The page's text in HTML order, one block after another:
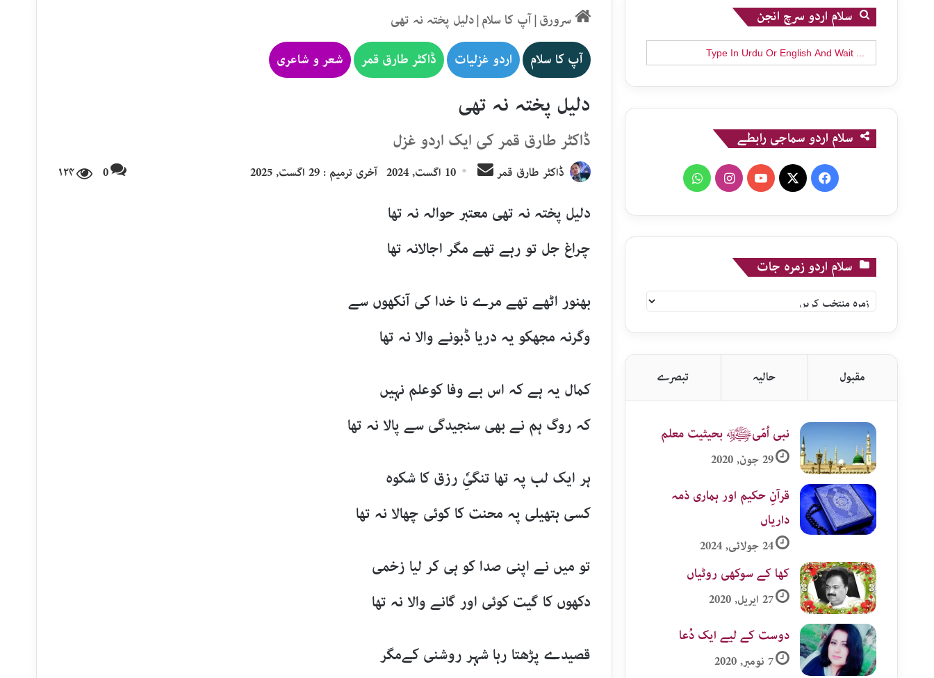
سرورق|آپ کا سلام|دلیل پختہ نہ تھی
آپ کا سلام اردو غزلیات ڈاکٹر طارق قمر شعر و شاعری
دلیل پختہ نہ تھی
ڈاکٹر طارق قمر کی ایک اردو غزل
ڈاکٹر طارق قمر
Send10 اگست, 2024 آخری ترمیم : 29 اگست, 2025 0 ۱۲۴
دلیل پختہ نہ تھی معتبر حوالہ نہ تھا
چراغ جل تو رہے تھے مگر اجالانہ تھا
بھنور اٹھے تھے مرے نا خدا کی آنکھوں سے
وگرنہ مجھکو یہ دریا ڈبونے والا نہ تھا
کمال یہ ہے کہ اس بے وفا کوعلم نہیں
کہ روگ ہم نے بھی سنجیدگی سے پالا نہ تھا
ہر ایک لب پہ تھا تنگیِٗ رزق کا شکوہ
کسی ہتھیلی پہ محنت کا کوئی چھالا نہ تھا
تو میں نے اپنی صدا کو ہی کر لیا زخمی
دکھوں کا گیت کوئی اور گانے والا نہ تھا
قصیدے پڑھتا رہا شہر روشنی کےمگر
سلام اردو سرچ انجن
Search
for:
سلام اردو سماجی رابطے
Facebook
X
YouTube
Instagram
WhatsApp
سلام اردو زمرہ جات
سلام
اردو
مقبول حالیہ تبصرے
نبی اُمّیﷺ بحیثیت معلم
29 جون, 2020
قرآنِ حکیم اور ہماری ذمہ
داریاں
24 جولائی, 2024
کھا کے سوکھی روٹیاں
27 اپریل, 2020
دوست کے لیے ایک دُعا
7 نومبر, 2020